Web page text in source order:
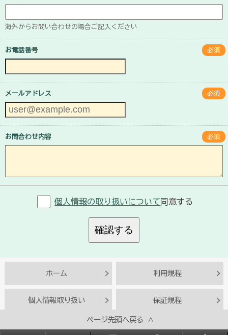
海外からお問い合わせの場合ご記入ください
お電話番号 必須
メールアドレス 必須
お問合わせ内容 必須
個人情報の取り扱いについて 同意する
確認する
ページ先頭へ戻る ∧
ホーム 利用規程
個人情報取り扱い 保証規程
Copyright© BESTACT SOLUTIONS INC.